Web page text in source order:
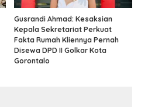
Gusrandi Ahmad: Kesaksian
Kepala Sekretariat Perkuat
Fakta Rumah Kliennya Pernah
Disewa DPD II Golkar Kota
Gorontalo